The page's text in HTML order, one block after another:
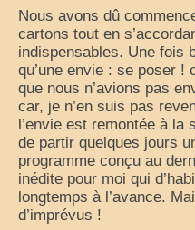
nos sorties
Parcs
Circuits
Europe
Nos voyages
Monde
Nous avons dû
cartons tout en
indispensables. Une fois
qu’une envie : se poser !
que nous n’avions pas
car, je n’en suis pas
l’envie est remontée à la
de partir quelques jours
programme conçu au
inédite pour moi qui
longtemps à l’avance.
d’imprévus !